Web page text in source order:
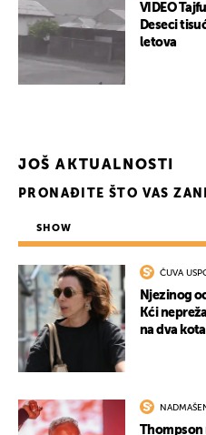
VIDEO
Deseci
letova
JOŠ AKTUALNOSTI
PRONAĐITE ŠTO VAS
SHOW
ČUVA
Njezinog
Kći
na dva
Thompson